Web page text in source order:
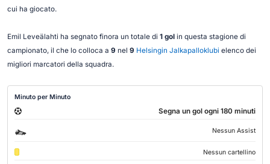
cui ha giocato.
Emil Leveälahti ha segnato finora un totale di 1 golin questa stagione di
campionato, il che lo colloca a 9 nel 9 Helsingin Jalkapalloklubi elenco dei
migliori marcatori della squadra.
Minuto per Minuto
Segna un gol ogni 180 minuti
Nessun Assist
Nessun cartellino